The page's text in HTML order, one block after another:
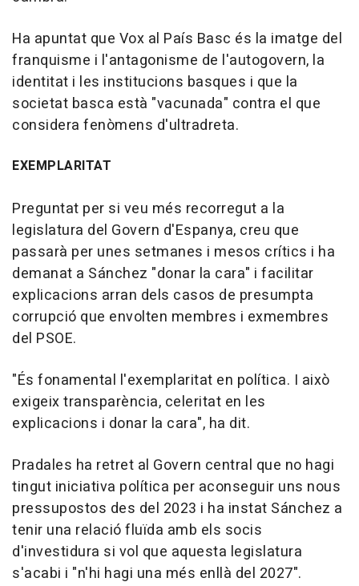
Ha apuntat que Vox al País Basc és la imatge del
franquisme i l'antagonisme de l'autogovern, la
identitat i les institucions basques i que la
societat basca està "vacunada" contra el que
considera fenòmens d'ultradreta.
EXEMPLARITAT
Preguntat per si veu més recorregut a la
legislatura del Govern d'Espanya, creu que
passarà per unes setmanes i mesos crítics i ha
demanat a Sánchez "donar la cara" i facilitar
explicacions arran dels casos de presumpta
corrupció que envolten membres i exmembres
del PSOE.
"És fonamental l'exemplaritat en política. I això
exigeix transparència, celeritat en les
explicacions i donar la cara", ha dit.
Pradales ha retret al Govern central que no hagi
tingut iniciativa política per aconseguir uns nous
pressupostos des del 2023 i ha instat Sánchez a
tenir una relació fluïda amb els socis
d'investidura si vol que aquesta legislatura
s'acabi i "n'hi hagi una més enllà del 2027".